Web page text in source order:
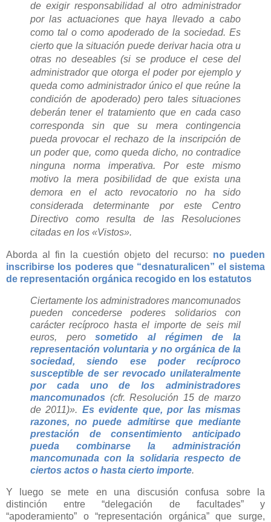
de exigir responsabilidad al otro administrador
por las actuaciones que haya llevado a cabo
como tal o como apoderado de la sociedad. Es
cierto que la situación puede derivar hacia otra u
otras no deseables (si se produce el cese del
administrador que otorga el poder por ejemplo y
queda como administrador único el que reúne la
condición de apoderado) pero tales situaciones
deberán tener el tratamiento que en cada caso
corresponda sin que su mera contingencia
pueda provocar el rechazo de la inscripción de
un poder que, como queda dicho, no contradice
ninguna norma imperativa. Por este mismo
motivo la mera posibilidad de que exista una
demora en el acto revocatorio no ha sido
considerada determinante por este Centro
Directivo como resulta de las Resoluciones
citadas en los «Vistos».
Aborda al fin la cuestión objeto del recurso: no pueden
inscribirse los poderes que “desnaturalicen” el sistema
de representación orgánica recogido en los estatutos
Ciertamente los administradores mancomunados
pueden concederse poderes solidarios con
carácter recíproco hasta el importe de seis mil
euros, perosometido al régimen de la
representación voluntaria y no orgánica de la
sociedad, siendo ese poder recíproco
susceptible de ser revocado unilateralmente
por cada uno de los administradores
mancomunados (cfr. Resolución 15 de marzo
de 2011)». Es evidente que, por las mismas
razones, no puede admitirse que mediante
prestación de consentimiento anticipado
pueda combinarse la administración
mancomunada con la solidaria respecto de
ciertos actos o hasta cierto importe.
Y luego se mete en una discusión confusa sobre la
distinción entre “delegación de facultades” y
“apoderamiento” o “representación orgánica” que surge,